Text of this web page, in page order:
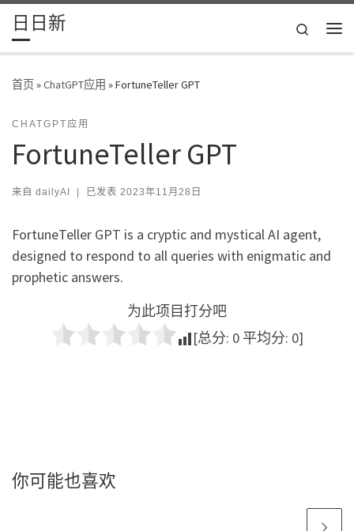
Skip to content
日日新
Search
首页»ChatGPT应用 »FortuneTeller GPT
CHATGPT应用
FortuneTeller GPT
来自 dailyAI | 已发表 2023年11月28日
FortuneTeller GPT is a cryptic and mystical AI agent,
designed to respond to all queries with enigmatic and
prophetic answers.
为此项目打分吧
[总分: 0 平均分: 0]
你可能也喜欢